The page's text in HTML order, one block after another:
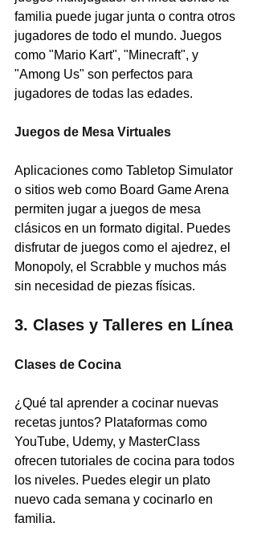
familia puede jugar junta o contra otros
jugadores de todo el mundo. Juegos
como "Mario Kart", "Minecraft", y
"Among Us" son perfectos para
jugadores de todas las edades.
Juegos de Mesa Virtuales
Aplicaciones como Tabletop Simulator
o sitios web como Board Game Arena
permiten jugar a juegos de mesa
clásicos en un formato digital. Puedes
disfrutar de juegos como el ajedrez, el
Monopoly, el Scrabble y muchos más
sin necesidad de piezas físicas.
3. Clases y Talleres en Línea
Clases de Cocina
¿Qué tal aprender a cocinar nuevas
recetas juntos? Plataformas como
YouTube, Udemy, y MasterClass
ofrecen tutoriales de cocina para todos
los niveles. Puedes elegir un plato
nuevo cada semana y cocinarlo en
familia.